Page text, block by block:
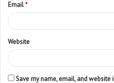
Email*
Website
Save my name, email, and